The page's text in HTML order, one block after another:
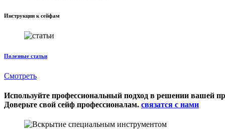
Инструкции к сейфам
Полезные статьи
Смотреть
Используйте профессиональный подход в решении вашей
Доверьте свой сейф профессионалам. связатся с нами